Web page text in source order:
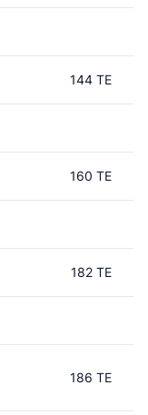
144 TE
160 TE
182 TE
186 TE